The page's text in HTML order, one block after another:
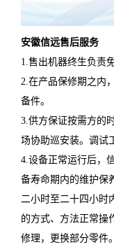
安徽信远售后服务
1.售出机器终生负责
2.在产品保修期之内
备件。
3.供方保证按需方的
场协助巡安装。调试
4.设备正常运行后，
备寿命期内的维护保
二小时至二十四小时
的方式、方法正常操
修理，更换部分零件